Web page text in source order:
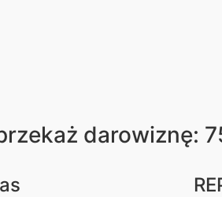
darowiznę: